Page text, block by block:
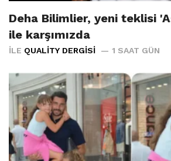
Deha Bilimlier, yeni teklisi
ile karşımızda
İLE QUALITY DERGISI 1 SAAT GÜN